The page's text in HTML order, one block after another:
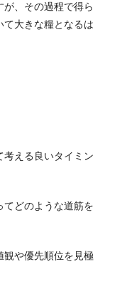
、その過程で得ら
大きな糧となるは
える良いタイミン
てどのような道筋を
観や優先順位を見極